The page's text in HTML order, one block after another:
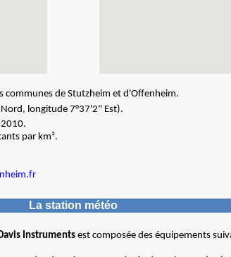
communes de Stutzheim et d'Offenheim.
longitude 7°37'2" Est).
par km².
La station météo
Instrumentsest composée des équipements